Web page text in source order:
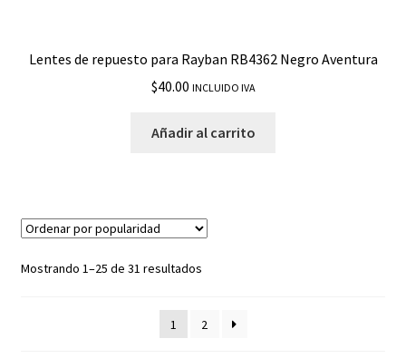
Lentes de repuesto para Rayban RB4362 Negro Aventura
$40.00 INCLUIDO IVA
Añadir al carrito
Mostrando 1–25 de 31 resultados
1 2